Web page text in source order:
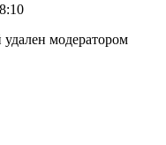
модератором